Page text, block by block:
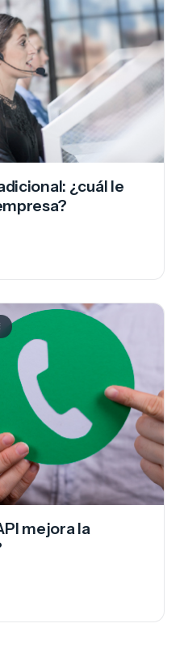
¿cuál le
mejora la